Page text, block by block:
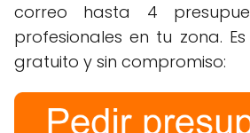
correo hasta 4
profesionales en tu zona.
gratuito y sin compromiso: